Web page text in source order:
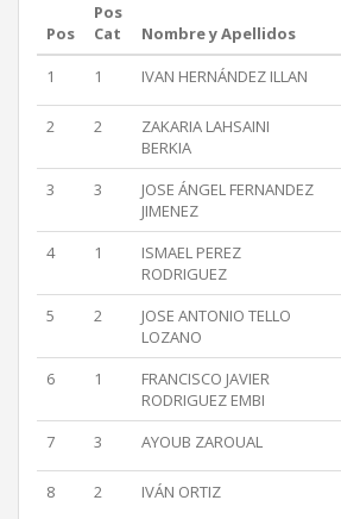
Pos
Pos
Cat
Nombre y Apellidos
1
1 IVAN HERNÁNDEZ ILLAN
2 2
ZAKARIA LAHSAINI
BERKIA
3 3
JOSE ÁNGEL FERNANDEZ
JIMENEZ
4 1
ISMAEL PEREZ
RODRIGUEZ
5 2
JOSE ANTONIO TELLO
LOZANO
6 1
FRANCISCO JAVIER
RODRIGUEZ EMBI
7 3 AYOUB ZAROUAL
8 2 IVÁN ORTIZ